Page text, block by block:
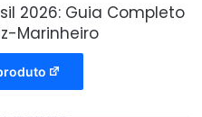
2026: Guia Completo
Marinheiro